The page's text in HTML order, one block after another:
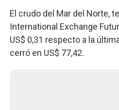
El crudo del Mar del Norte,
International Exchange
US$ 0,31 respecto a la
cerró en US$ 77,42.